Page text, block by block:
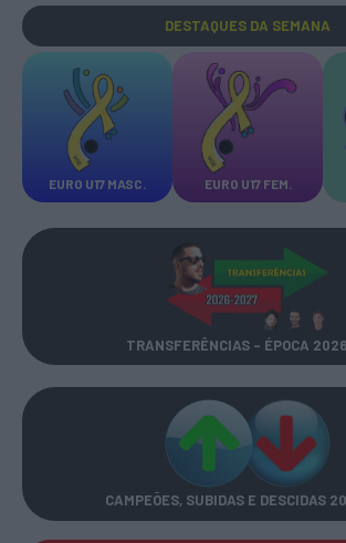
DESTAQUES DA SEMANA
EURO U17 MASC. EURO U17 FEM.
TRANSFERÊNCIAS - ÉPOCA
CAMPEÕES, SUBIDAS E DESCIDAS